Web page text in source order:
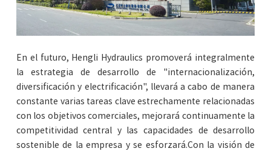
En el futuro, Hengli Hydraulics promoverá integralmente
la estrategia de desarrollo de "internacionalización,
diversificación y electrificación", llevará a cabo de manera
constante varias tareas clave estrechamente relacionadas
con los objetivos comerciales, mejorará continuamente la
competitividad central y las capacidades de desarrollo
sostenible de la empresa y se esforzará.Con la visión de